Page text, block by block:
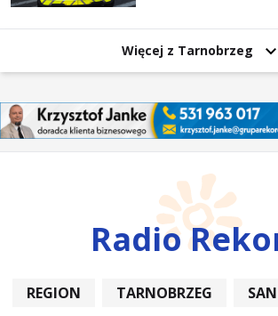
Więcej z Tarnobrzeg
Radio
REGION TARNOBRZEG